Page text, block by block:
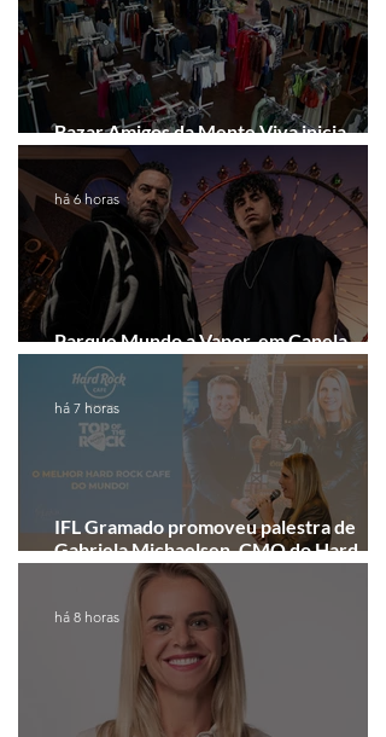
Bazar Amigos da Mente Viva inicia
arrecadação em Gramado e Canela
Parque Mundo a Vapor, em Canela,
recebe festival eletrônico em agosto
há 6 horas
IFL Gramado promoveu palestra de
Gabriela Michaelsen, CMO do Hard
Rock Cafe Gramado
há 7 horas
há 8 horas